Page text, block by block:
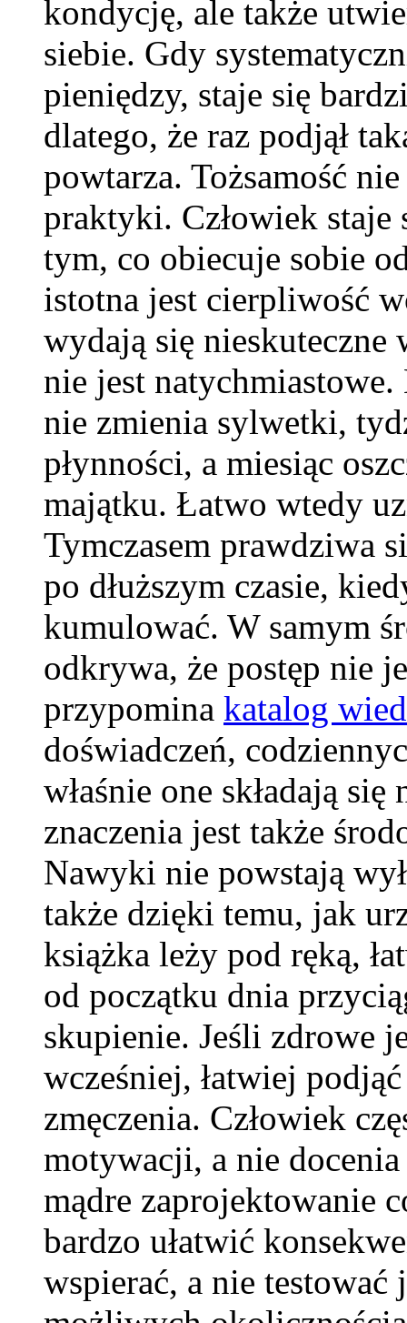
kondycję, ale także
siebie. Gdy
pieniędzy, staje się
dlatego, że raz podjął
powtarza. Tożsamość
praktyki. Człowiek staje
tym, co obiecuje sobie
istotna jest cierpliwość
wydają się nieskuteczne
nie jest
nie zmienia sylwetki,
płynności, a miesiąc
majątku. Łatwo wtedy
Tymczasem prawdziwa
po dłuższym czasie,
kumulować. W samym
odkrywa, że postęp nie
przypomina katalog
doświadczeń,
właśnie one składają
znaczenia jest także
Nawyki nie powstają
także dzięki temu, jak
książka leży pod ręką,
od początku dnia
skupienie. Jeśli zdrowe
wcześniej, łatwiej
zmęczenia. Człowiek
motywacji, a nie
mądre zaprojektowanie
bardzo ułatwić
wspierać, a nie